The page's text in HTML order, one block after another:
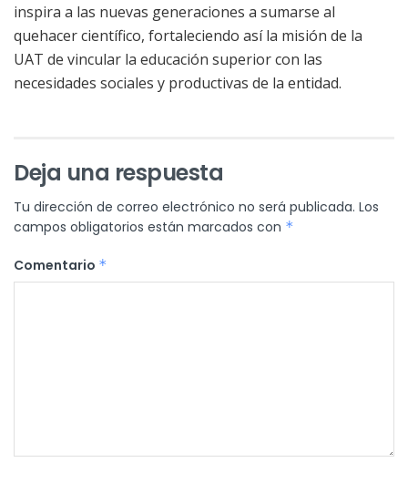
inspira a las nuevas generaciones a sumarse al
quehacer científico, fortaleciendo así la misión de la
UAT de vincular la educación superior con las
necesidades sociales y productivas de la entidad.
Deja una respuesta
Tu dirección de correo electrónico no será publicada. Los
campos obligatorios están marcados con *
Comentario *